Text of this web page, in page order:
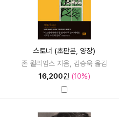
스토너 (초판본, 양장)
존 윌리엄스 지음, 김승욱 옮김
16,200원 (10%)